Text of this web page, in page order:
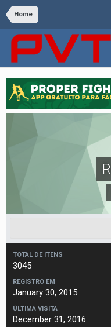
Home
TOTAL DE ITENS
3045
REGISTRO EM
January 30, 2015
ÚLTIMA VISITA
December 31, 2016